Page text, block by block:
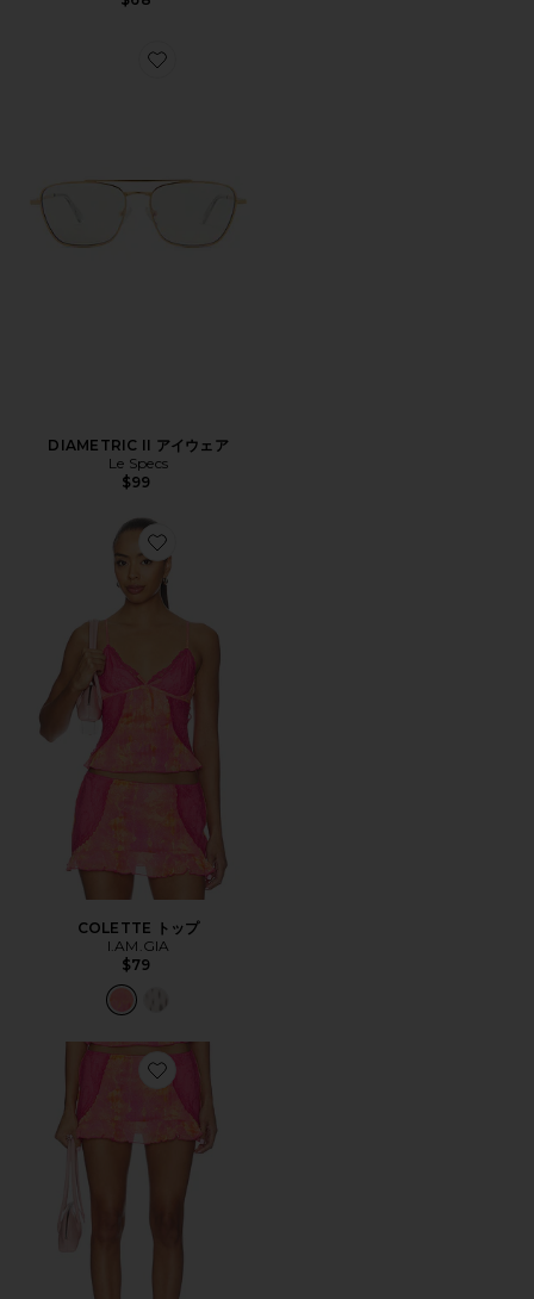
Favorite DIAMETRIC II アイウェア
DIAMETRIC II アイウェア
Le Specs
$99
COLETTE トップ
I.AM.GIA
$79